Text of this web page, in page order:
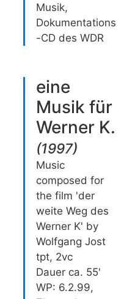
Musik,
Dokumentations
-CD des WDR
eine
Musik für
Werner K.
(1997)
Music
composed for
the film 'der
weite Weg des
Werner K' by
Wolfgang Jost
tpt, 2vc
Dauer ca. 55'
WP: 6.2.99,